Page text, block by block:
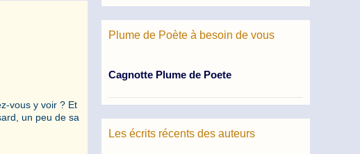
vous y voir ? Et
un peu de sa
Plume de Poète à besoin de vous
Cagnotte Plume de Poete
Les écrits récents des auteurs